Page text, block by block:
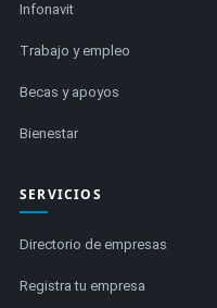
Infonavit
Trabajo y empleo
Becas y apoyos
Bienestar
SERVICIOS
Directorio de empresas
Registra tu empresa